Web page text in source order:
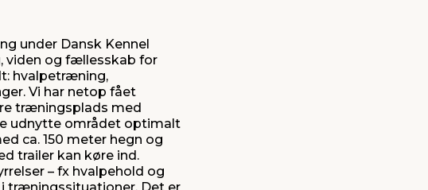
under Dansk Kennel
viden og fællesskab for
hvalpetræning,
Vi har netop fået
træningsplads med
udnytte området optimalt
ca. 150 meter hegn og
trailer kan køre ind.
– fx hvalpehold og
træningssituationer. Det er